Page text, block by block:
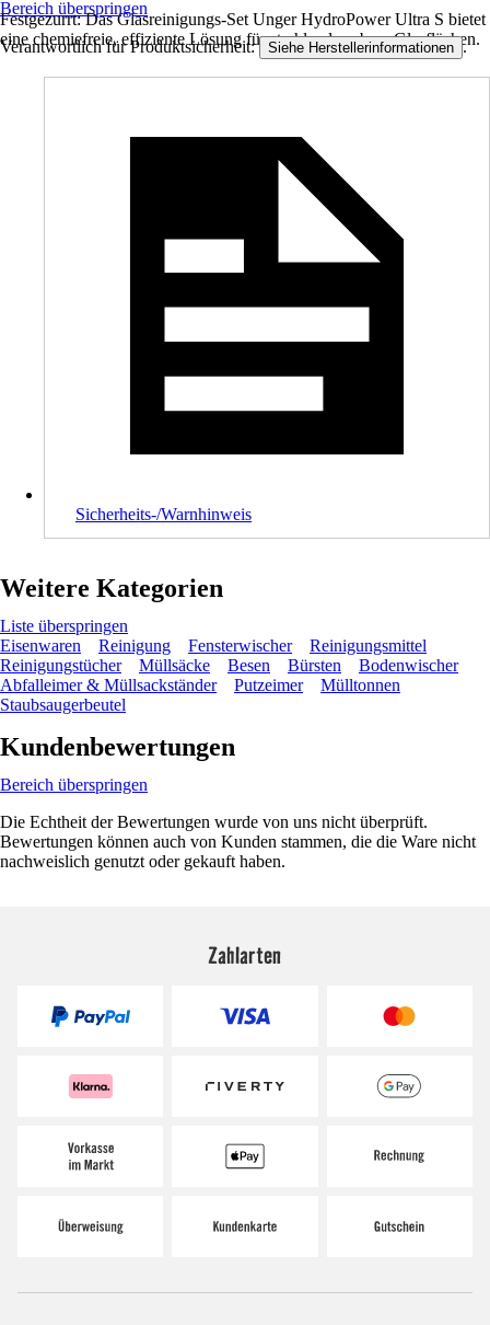
Festgezurrt: Das Glasreinigungs-Set Unger HydroPower Ultra S bietet
eine chemiefreie, effiziente Lösung für strahlend saubere Glasflächen.
Bereich überspringen
Verantwortlich für Produktsicherheit: Siehe Herstellerinformationen .
Sicherheits-/Warnhinweis
Weitere Kategorien
Liste überspringen
Eisenwaren
Reinigung Fensterwischer
Reinigungsmittel
Reinigungstücher
Müllsäcke Besen Bürsten
Bodenwischer
Abfalleimer & Müllsackständer
Putzeimer
Mülltonnen
Staubsaugerbeutel
Kundenbewertungen
Bereich überspringen
Die Echtheit der Bewertungen wurde von uns nicht überprüft.
Bewertungen können auch von Kunden stammen, die die Ware nicht
nachweislich genutzt oder gekauft haben.
Zahlarten